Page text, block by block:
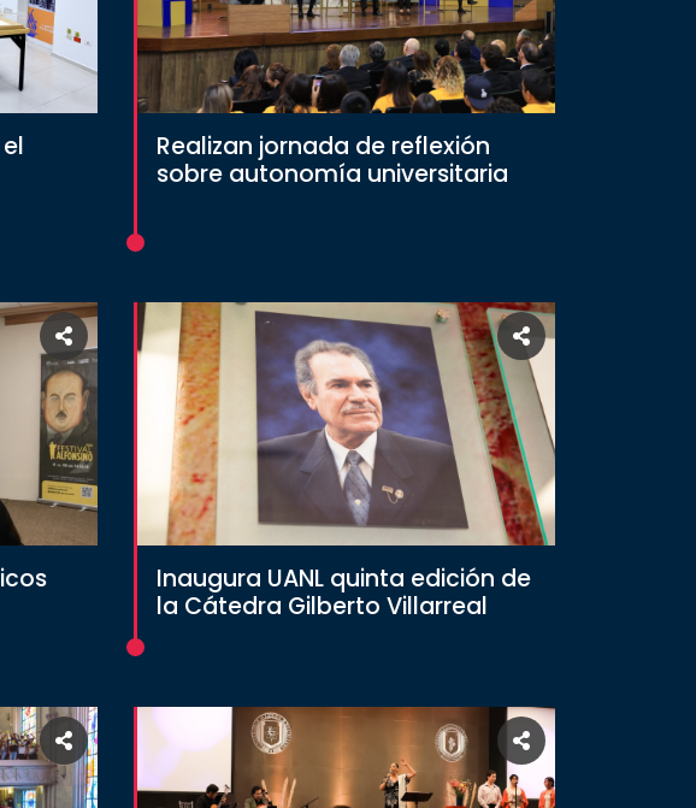
Realizan jornada de reflexión
sobre autonomía universitaria
Inaugura UANL quinta edición de
la Cátedra Gilberto Villarreal